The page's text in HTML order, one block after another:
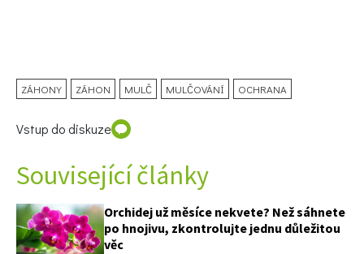
ZÁHONY ZÁHON MULČ MULČOVÁNÍ OCHRANA
Vstup do diskuze
Související články
Orchidej už měsíce nekvete? Než sáhnete
po hnojivu, zkontrolujte jednu důležitou
věc